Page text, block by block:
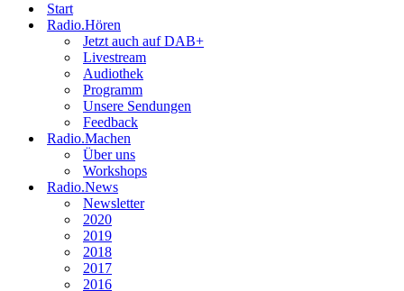
Start
Radio.Hören
Jetzt auch auf DAB+
Livestream
Audiothek
Programm
Unsere Sendungen
Feedback
Radio.Machen
Über uns
Workshops
Radio.News
Newsletter
2020
2019
2018
2017
2016